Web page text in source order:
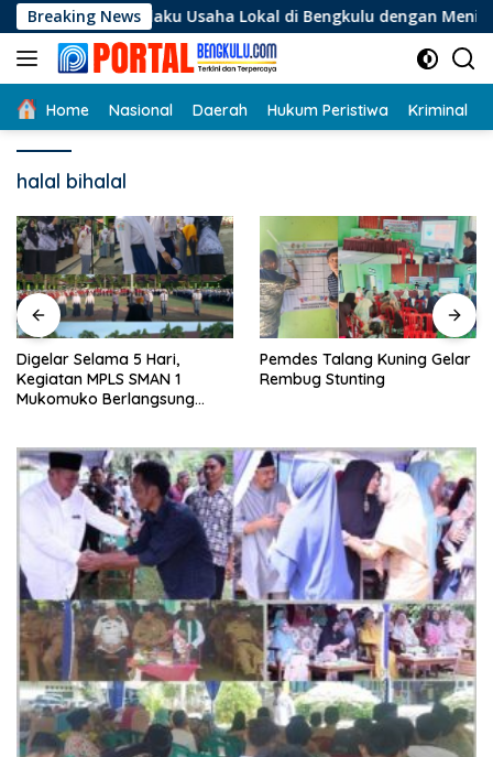
Langsung
ke
konten
Breaking News
Pelaku Usaha Lokal di Bengkulu dengan Meningkatkan
Home Nasional Daerah Hukum Peristiwa Kriminal
halal bihalal
Digelar Selama 5 Hari,
Kegiatan MPLS SMAN 1
Mukomuko Berlangsung
Pemdes Talang Kuning Gelar
Rembug Stunting